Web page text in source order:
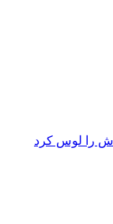
را لوس کرد